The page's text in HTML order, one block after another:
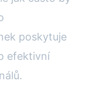
poskytuje
efektivní